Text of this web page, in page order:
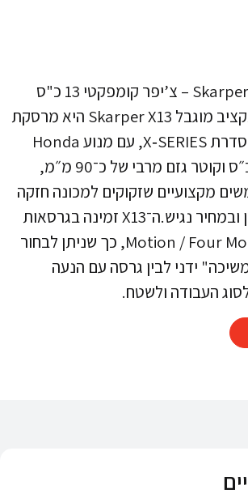
מרסקת גזם Skarper X13 – צ’יפר קומפקטי 13 כ"ס
למקצוענים עם תקציב מוגבל Skarper X13 היא מרסקת
גזם קומפקטית מסדרת X‑SERIES, עם מנוע Honda
GX390 בנזין 13 כ״ס וקוטר גזם מרבי של כ־90 מ״מ,
מקצועיים שזקוקים למכונה חזקה
ואמינה בגודל קטן ובמחיר נגיש.​​ ה־X13 זמינה בגרסאות
Motion / Four Motion / Off‑Road, כך שניתן לבחור
ידני לבין גרסה עם הנעה
העבודה ולשטח.​